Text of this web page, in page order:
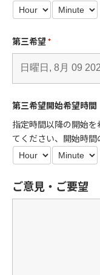
第三希望 *
第三希望開始希望時間
指定時間以降の開始
てください、開始時間
ご意見・ご要望